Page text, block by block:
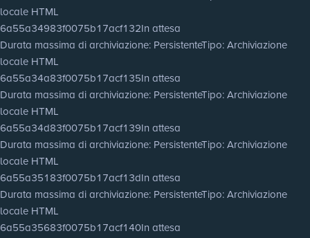
locale HTML
6a55a34983f0075b17acf132In attesa
Durata massima di archiviazione: PersistenteTipo: Archiviazione
locale HTML
6a55a34a83f0075b17acf135In attesa
Durata massima di archiviazione: PersistenteTipo: Archiviazione
locale HTML
6a55a34d83f0075b17acf139In attesa
Durata massima di archiviazione: PersistenteTipo: Archiviazione
locale HTML
6a55a35183f0075b17acf13dIn attesa
Durata massima di archiviazione: PersistenteTipo: Archiviazione
locale HTML
6a55a35683f0075b17acf140In attesa